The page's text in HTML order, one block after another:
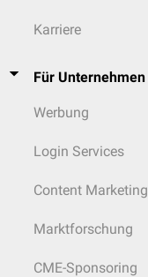
Karriere
Für Unternehmen
Werbung
Login Services
Content Marketing
Marktforschung
CME-Sponsoring